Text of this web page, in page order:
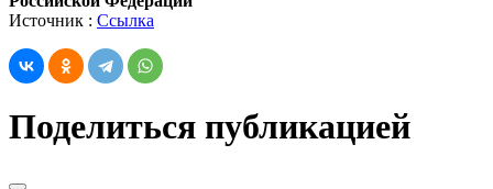
Источник : Ссылка
Поделиться публикацией